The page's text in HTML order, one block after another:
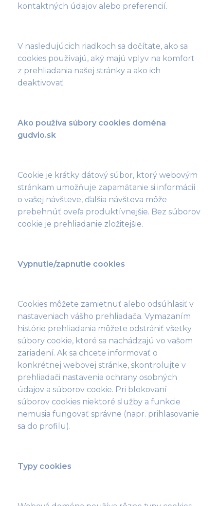
kontaktných údajov alebo preferencií.
V nasledujúcich riadkoch sa dočítate, ako sa
cookies používajú, aký majú vplyv na komfort
z prehliadania našej stránky a ako ich
deaktivovať.
Ako používa súbory cookies doména
gudvio.sk
Cookie je krátky dátový súbor, ktorý webovým
stránkam umožňuje zapamätanie si informácií
o vašej návšteve, ďalšia návšteva môže
prebehnúť oveľa produktívnejšie. Bez súborov
cookie je prehliadanie zložitejšie.
Vypnutie/zapnutie cookies
Cookies môžete zamietnuť alebo odsúhlasiť v
nastaveniach vášho prehliadača. Vymazaním
histórie prehliadania môžete odstrániť všetky
súbory cookie, ktoré sa nachádzajú vo vašom
zariadení. Ak sa chcete informovať o
konkrétnej webovej stránke, skontrolujte v
prehliadači nastavenia ochrany osobných
údajov a súborov cookie. Pri blokovaní
súborov cookies niektoré služby a funkcie
nemusia fungovať správne (napr. prihlasovanie
sa do profilu).
Typy cookies